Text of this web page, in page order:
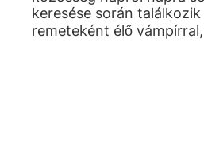
keresése során
remeteként élő